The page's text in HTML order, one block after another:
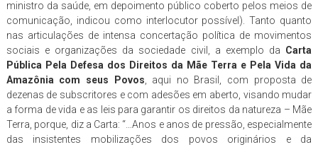
ministro da saúde, em depoimento público coberto pelos meios de
comunicação, indicou como interlocutor possível). Tanto quanto
nas articulações de intensa concertação política de movimentos
sociais e organizações da sociedade civil, a exemplo da Carta
Pública Pela Defesa dos Direitos da Mãe Terra e Pela Vida da
Amazônia com seus Povos , aqui no Brasil, com proposta de
dezenas de subscritores e com adesões em aberto, visando mudar
a forma de vida e as leis para garantir os direitos da natureza – Mãe
Terra, porque, diz a Carta: “…Anos e anos de pressão, especialmente
das insistentes mobilizações dos povos originários e da